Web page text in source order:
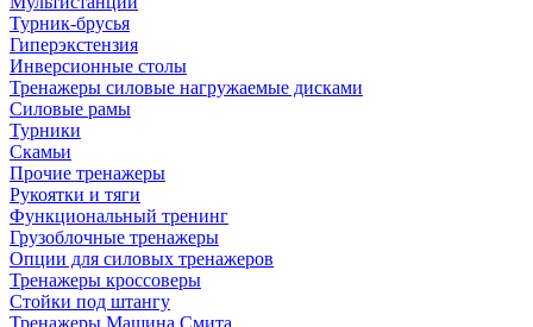
Турник-брусья
Гиперэкстензия
Инверсионные столы
Тренажеры силовые нагружаемые дисками
Силовые рамы
Турники
Скамьи
Прочие тренажеры
Рукоятки и тяги
Функциональный тренинг
Грузоблочные тренажеры
Опции для силовых тренажеров
Тренажеры кроссоверы
Стойки под штангу
Тренажеры Машина Смита